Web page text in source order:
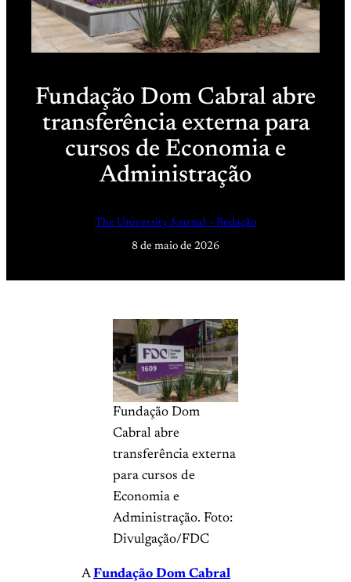
Fundação Dom Cabral abre
transferência externa para
cursos de Economia e
Administração
The University Journal – Redação
8 de maio de 2026
Fundação Dom
Cabral abre
transferência externa
para cursos de
Economia e
Administração. Foto:
Divulgação/FDC
AFundação Dom Cabral